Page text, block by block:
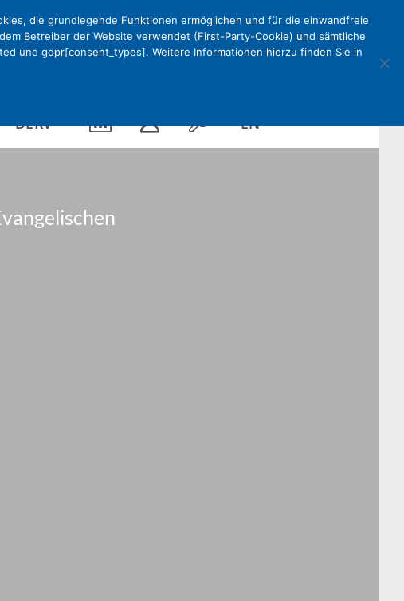
DEKV
DEKV
EN
die grundlegende Funktionen ermöglichen und für die einwandfreie
Betreiber der Website verwendet (First-Party-Cookie) und sämtliche
und gdpr[consent_types]. Weitere Informationen hierzu finden Sie in